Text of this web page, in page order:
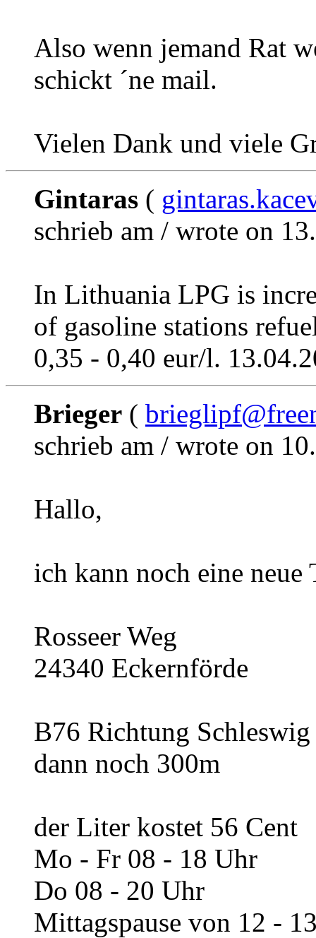
Also wenn jemand Rat
schickt ´ne mail.
Vielen Dank und viele
Gintaras (
schrieb am / wrote on
In Lithuania LPG is
of gasoline stations
0,35 - 0,40 eur/l.
Brieger (
schrieb am / wrote on
Hallo,
ich kann noch eine neue
Rosseer Weg
24340 Eckernförde
B76 Richtung
dann noch 300m
der Liter kostet 56 Cent
Mo - Fr 08 - 18 Uhr
Do 08 - 20 Uhr
Mittagspause von 12 -